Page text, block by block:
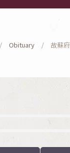
Obituary 故蘇